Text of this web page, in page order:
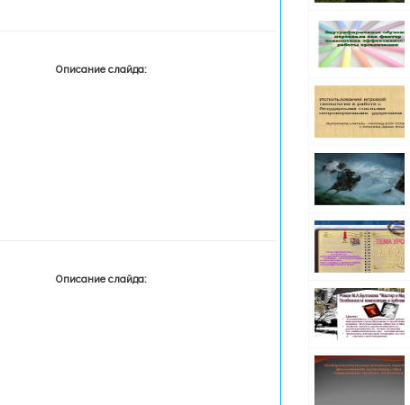
Описание слайда:
Описание слайда: